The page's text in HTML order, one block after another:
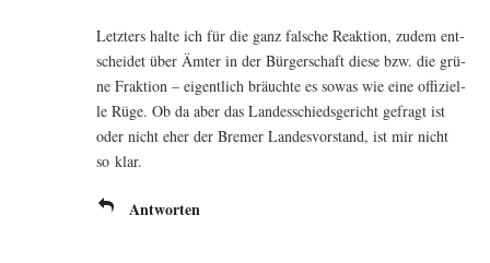
Letz­ters hal­te ich für die ganz fal­sche Reak­ti­on, zudem ent­
schei­det über Ämter in der Bür­ger­schaft die­se bzw. die grü­
ne Frak­ti­on – eigent­lich bräuch­te es sowas wie eine offi­zi­el­
le Rüge. Ob da aber das Lan­des­schieds­ge­richt gefragt ist
oder nicht eher der Bre­mer Lan­des­vor­stand, ist mir nicht
so klar.
Antworten